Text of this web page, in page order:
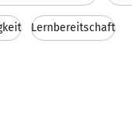
Lernbereitschaft